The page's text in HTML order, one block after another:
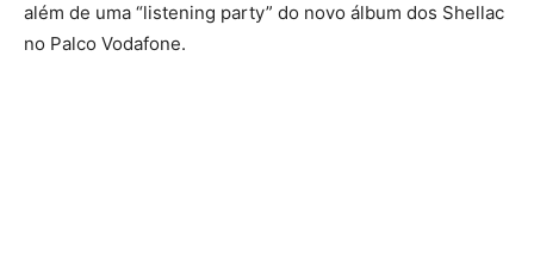
além de uma “listening party” do novo álbum dos Shellac
no Palco Vodafone.